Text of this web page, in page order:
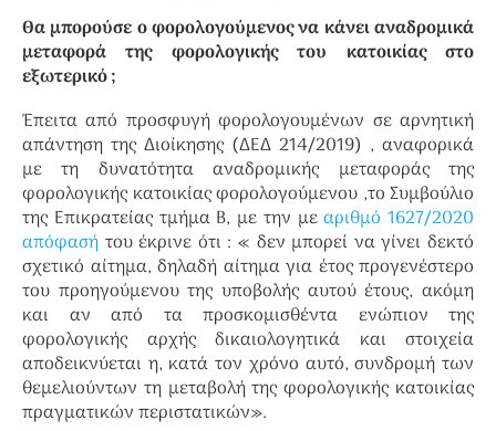
Θα μπορούσε ο φορολογούμενος να κάνει αναδρομικά
μεταφορά της φορολογικής του κατοικίας στο
εξωτερικό ;
Έπειτα από προσφυγή φορολογουμένων σε αρνητική
απάντηση της Διοίκησης (ΔΕΔ 214/2019) , αναφορικά
με τη δυνατότητα αναδρομικής μεταφοράς της
φορολογικής κατοικίας φορολογούμενου ,το Συμβούλιο
της Επικρατείας τμήμα Β, με την μεαριθμό 1627/2020
απόφασή του έκρινε ότι : « δεν μπορεί να γίνει δεκτό
σχετικό αίτημα, δηλαδή αίτημα για έτος προγενέστερο
του προηγούμενου της υποβολής αυτού έτους, ακόμη
και αν από τα προσκομισθέντα ενώπιον της
φορολογικής αρχής δικαιολογητικά και στοιχεία
αποδεικνύεται η, κατά τον χρόνο αυτό, συνδρομή των
θεμελιούντων τη μεταβολή της φορολογικής κατοικίας
πραγματικών περιστατικών».